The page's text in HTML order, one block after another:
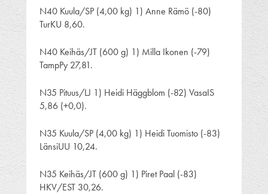
N40 Kuula/SP (4,00 kg) 1) Anne Rämö (-80)
TurKU 8,60.
N40 Keihäs/JT (600 g) 1) Milla Ikonen (-79)
TampPy 27,81.
N35 Pituus/LJ 1) Heidi Häggblom (-82) VasaIS
5,86 (+0,0).
N35 Kuula/SP (4,00 kg) 1) Heidi Tuomisto (-83)
LänsiUU 10,24.
N35 Keihäs/JT (600 g) 1) Piret Paal (-83)
HKV/EST 30,26.